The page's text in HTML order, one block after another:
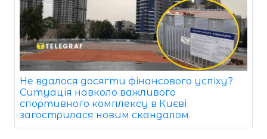
Не вдалося досягти фінансового успіху?
Ситуація навколо важливого
спортивного комплексу в Києві
загострилася новим скандалом.